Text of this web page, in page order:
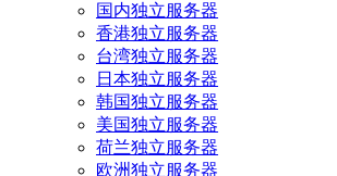
国内独立服务器
香港独立服务器
台湾独立服务器
日本独立服务器
韩国独立服务器
美国独立服务器
荷兰独立服务器
欧洲独立服务器